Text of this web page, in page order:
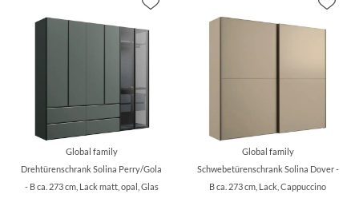
Global family
Drehtürenschrank Solina Perry/Gola
- B ca. 273 cm, Lack matt, opal, Glas
Global family
Schwebetürenschrank Solina Dover -
B ca. 273 cm, Lack, Cappuccino